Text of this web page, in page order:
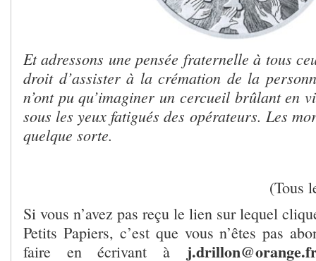
Etadressons une pensée fraternelle à tous
droit d’assister à la crémation de la
n’ont pu qu’imaginer un cercueil brûlant en
sous les yeux fatigués des opérateurs. Les
quelque sorte.
(Tous
Si vous n’avez pas reçu le lien sur lequel
Petits Papiers, c’est que vous n’êtes pas
faire en écrivant à